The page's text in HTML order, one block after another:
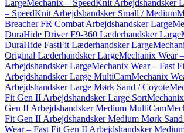
LargeMechanix – SpeedKnit Arbejdshandsker
– SpeedKnit Arbejdshandsker Small / Medium
Breacher FR Combat Arbejdshandsker Large
DuraHide Driver F9-360 Læderhandsker Large
DuraHide FastFit Læderhandsker Large
Original Læderhandsker LargeMechanix Wear
Arbejdshandsker LargeMechanix Wear – Fast
Arbejdshandsker Large MultiCamMechanix
Arbejdshandsker Large Mørk Sand / Coyote
Fit Gen II Arbejdshandsker Large Sort
Gen II Arbejdshandsker Medium MultiCam
Fit Gen II Arbejdshandsker Medium Mørk
Wear – Fast Fit Gen II Arbejdshandsker